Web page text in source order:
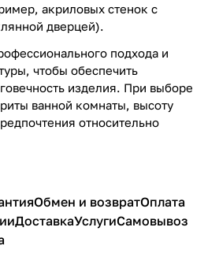
акриловых стенок с
дверцей).
подхода и
чтобы обеспечить
изделия. При выборе
ванной комнаты, высоту
относительно
Обмен и возвратОплата
ДоставкаУслугиСамовывоз